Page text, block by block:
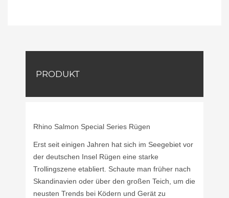
PRODUKT
Rhino Salmon Special Series Rügen
Erst seit einigen Jahren hat sich im Seegebiet vor
der deutschen Insel Rügen eine starke
Trollingszene etabliert. Schaute man früher nach
Skandinavien oder über den großen Teich, um die
neusten Trends bei Ködern und Gerät zu